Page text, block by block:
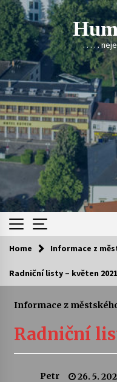
Skip
to
content
. . . . .
Kam za
Sukuba
kapkou
30. 7.
Home Informace z
Radniční listy – květen 2021
Informace z
Radniční
Petr 26. 5.